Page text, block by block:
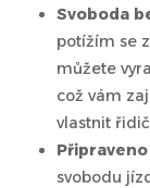
Svoboda
potížím se
můžete
což vám
vlastnit
svobodu